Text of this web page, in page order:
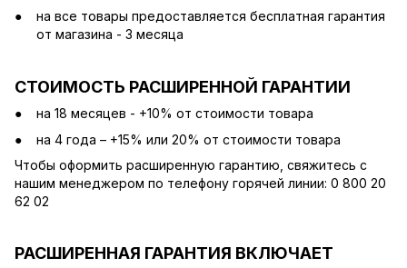
на все товары предоставляется бесплатная гарантия
от магазина - 3 месяца
СТОИМОСТЬ РАСШИРЕННОЙ ГАРАНТИИ
на 18 месяцев - +10% от стоимости товара
на 4 года – +15% или 20% от стоимости товара
Чтобы оформить расширенную гарантию, свяжитесь с
нашим менеджером по телефону горячей линии: 0 800 20
62 02
РАСШИРЕННАЯ ГАРАНТИЯ ВКЛЮЧАЕТ